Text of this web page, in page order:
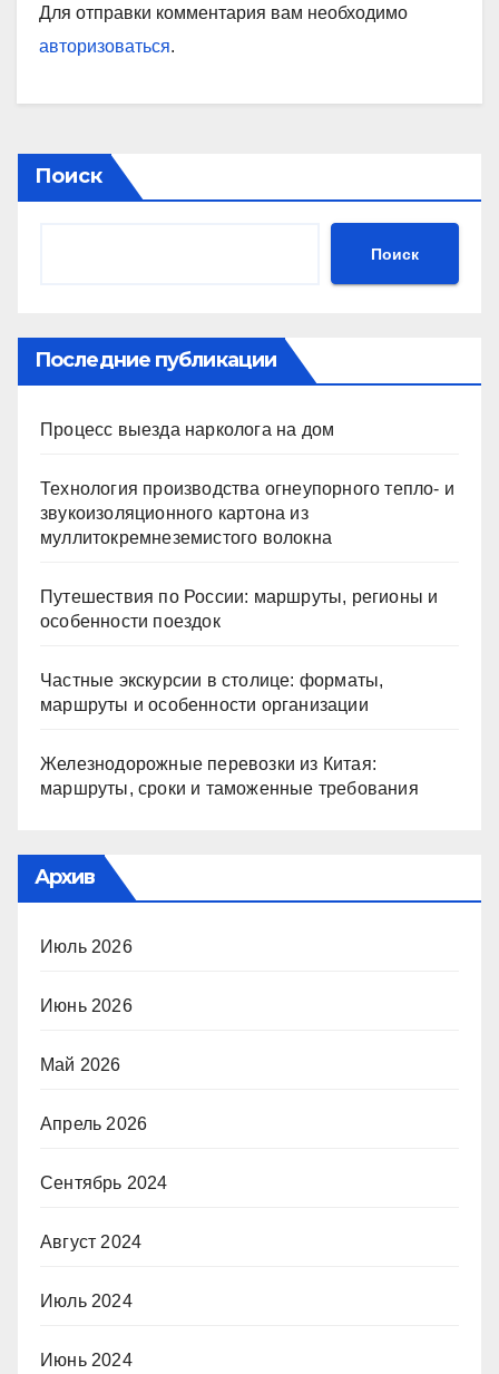
Для отправки комментария вам необходимо
авторизоваться.
Поиск
Поиск
Последние публикации
Процесс выезда нарколога на дом
Технология производства огнеупорного тепло- и
звукоизоляционного картона из
муллитокремнеземистого волокна
Путешествия по России: маршруты, регионы и
особенности поездок
Частные экскурсии в столице: форматы,
маршруты и особенности организации
Железнодорожные перевозки из Китая:
маршруты, сроки и таможенные требования
Архив
Июль 2026
Июнь 2026
Май 2026
Апрель 2026
Сентябрь 2024
Август 2024
Июль 2024
Июнь 2024